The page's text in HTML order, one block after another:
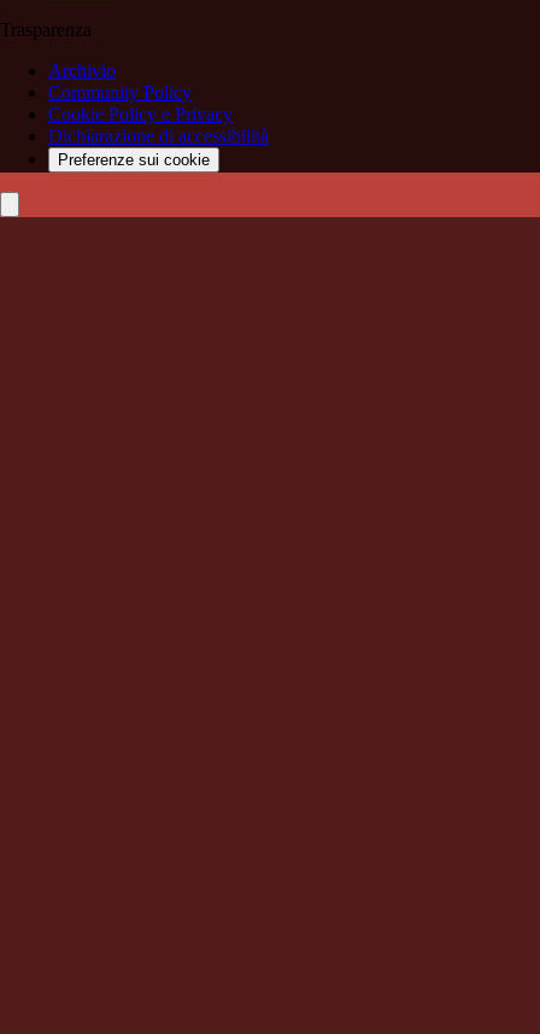
Trasparenza
Archivio
Community Policy
Cookie Policy e Privacy
Dichiarazione di accessibilità
Preferenze sui cookie